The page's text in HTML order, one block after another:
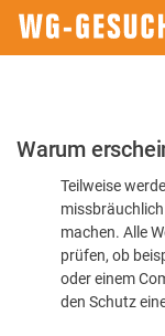
Bitte
dass
Warum
Teilweise
machen. Alle
prüfen, ob
oder einem
den Schutz